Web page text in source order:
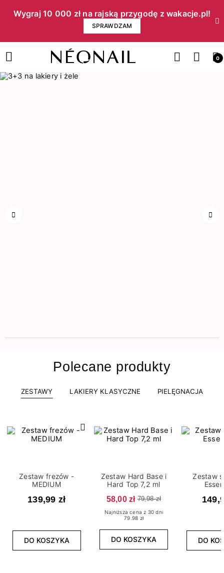
Wygraj 10 000 zł na rajską przygodę z wakacje.pl!​
SPRAWDZAM
0
Polecane produkty
ZESTAWY LAKIERY KLASYCZNE PIELĘGNACJA
Zestaw frezów -
MEDIUM
139,99 zł
DO KOSZYKA
Zestaw Hard Base i
Hard Top 7,2 ml
58,00 zł 79,98 zł
Najniższa cena z 30 dni
79.98 zł
DO KOSZYKA
Zestaw
DO